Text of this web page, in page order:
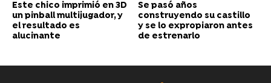
Este chico imprimió en 3D
un pinball multijugador, y
el resultado es
alucinante
Se pasó años
construyendo su castillo
y se lo expropiaron antes
de estrenarlo